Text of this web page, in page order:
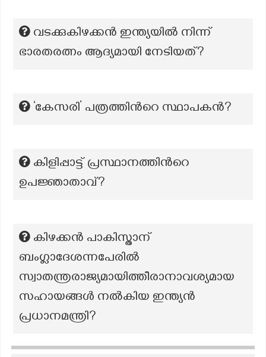
വടക്കുകിഴക്കൻ ഇന്ത്യയിൽ നിന്ന്
ഭാരതരത്നം ആദ്യമായി നേടിയത്?
‘കേസരി’ പത്രത്തിന്‍റെ സ്ഥാപകന്‍?
കിളിപ്പാട്ട് പ്രസ്ഥാനത്തിന്‍റെ
ഉപജ്ഞാതാവ്?
കിഴക്കൻ പാകിസ്താന്
ബംഗ്ലാദേശന്നപേരിൽ
സ്വാതന്ത്രരാജ്യമായിത്തീരാനാവശ്യമായ
സഹായങ്ങൾ നൽകിയ ഇന്ത്യൻ
പ്രധാനമന്ത്രി?